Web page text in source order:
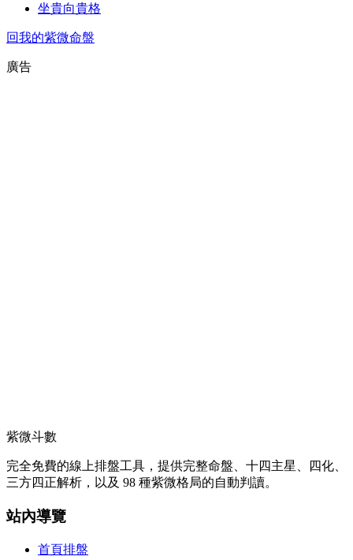
坐貴向貴格
回我的紫微命盤
廣告
紫微斗數
完全免費的線上排盤工具，提供完整命盤、十四主星、四化、
三方四正解析，以及 98 種紫微格局的自動判讀。
站內導覽
首頁排盤